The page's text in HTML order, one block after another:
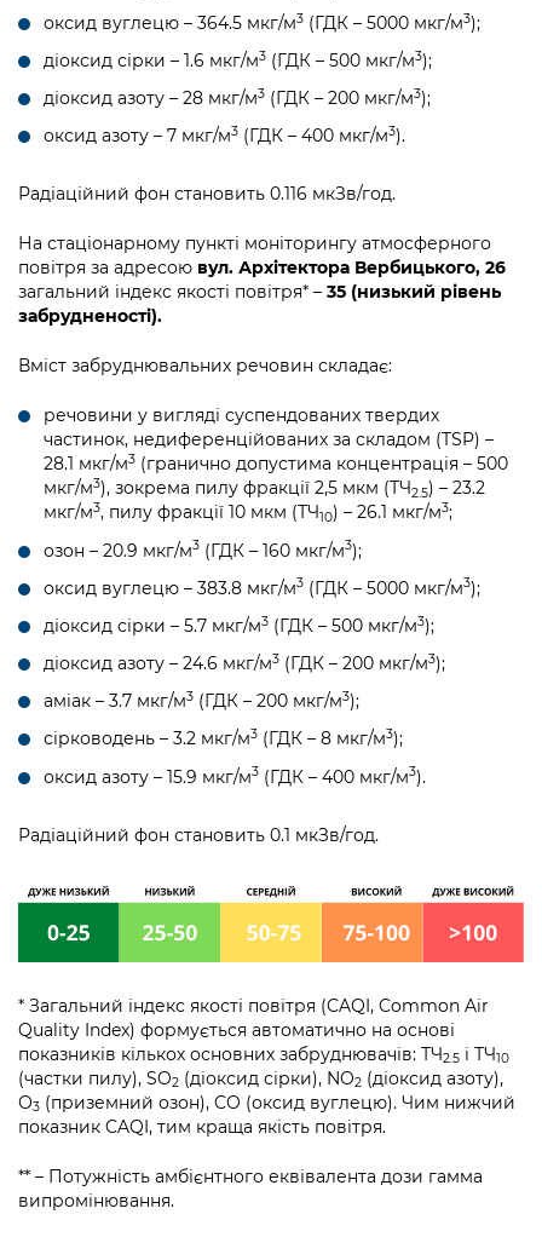
оксид вуглецю – 364.5 мкг/м3 (ГДК – 5000 мкг/м3);
діоксид сірки – 1.6 мкг/м3 (ГДК – 500 мкг/м3);
діоксид азоту – 28 мкг/м3 (ГДК – 200 мкг/м3);
оксид азоту – 7 мкг/м3 (ГДК – 400 мкг/м3).
Радіаційний фон становить 0.116 мкЗв/год.
На стаціонарному пункті моніторингу атмосферного
повітря за адресою вул. Архітектора Вербицького, 26
загальний індекс якості повітря* – 35 (низький рівень
забрудненості).
Вміст забруднювальних речовин складає:
речовини у вигляді суспендованих твердих
частинок, недиференційованих за складом (TSP) –
28.1 мкг/м3 (гранично допустима концентрація – 500
мкг/м3), зокрема пилу фракції 2,5 мкм (ТЧ2.5) – 23.2
мкг/м3, пилу фракції 10 мкм (ТЧ10) – 26.1 мкг/м3;
озон – 20.9 мкг/м3 (ГДК – 160 мкг/м3);
оксид вуглецю – 383.8 мкг/м3 (ГДК – 5000 мкг/м3);
діоксид сірки – 5.7 мкг/м3 (ГДК – 500 мкг/м3);
діоксид азоту – 24.6 мкг/м3 (ГДК – 200 мкг/м3);
аміак – 3.7 мкг/м3 (ГДК – 200 мкг/м3);
сірководень – 3.2 мкг/м3 (ГДК – 8 мкг/м3);
оксид азоту – 15.9 мкг/м3 (ГДК – 400 мкг/м3).
Радіаційний фон становить 0.1 мкЗв/год.
* Загальний індекс якості повітря (CAQI, Common Air
Quality Index) формується автоматично на основі
показників кількох основних забруднювачів: ТЧ2.5 і ТЧ10
(частки пилу), SO2 (діоксид сірки), NO2 (діоксид азоту),
О3 (приземний озон), CO (оксид вуглецю). Чим нижчий
показник CAQI, тим краща якість повітря.
** – Потужність амбієнтного еквівалента дози гамма
випромінювання.